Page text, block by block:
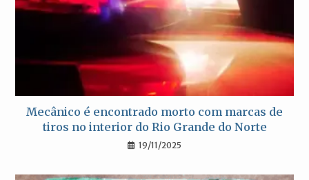
Mecânico é encontrado morto com marcas de
tiros no interior do Rio Grande do Norte
19/11/2025